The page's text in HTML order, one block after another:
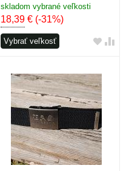
skladom vybrané veľkosti
18,39€ (-31%)
Vybrať veľkosť